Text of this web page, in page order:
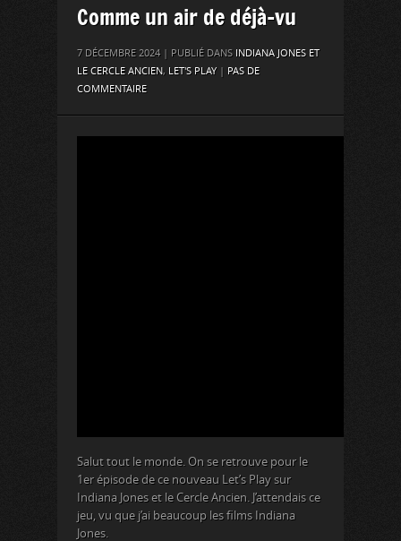
Comme un air de déjà-vu
7 DÉCEMBRE 2024 | PUBLIÉ DANS INDIANA JONES ET
LE CERCLE ANCIEN, LET'S PLAY| PAS DE
COMMENTAIRE
Salut tout le monde. On se retrouve pour le
1er épisode de ce nouveau Let’s Play sur
Indiana Jones et le Cercle Ancien. J’attendais ce
jeu, vu que j’ai beaucoup les films Indiana
Jones.